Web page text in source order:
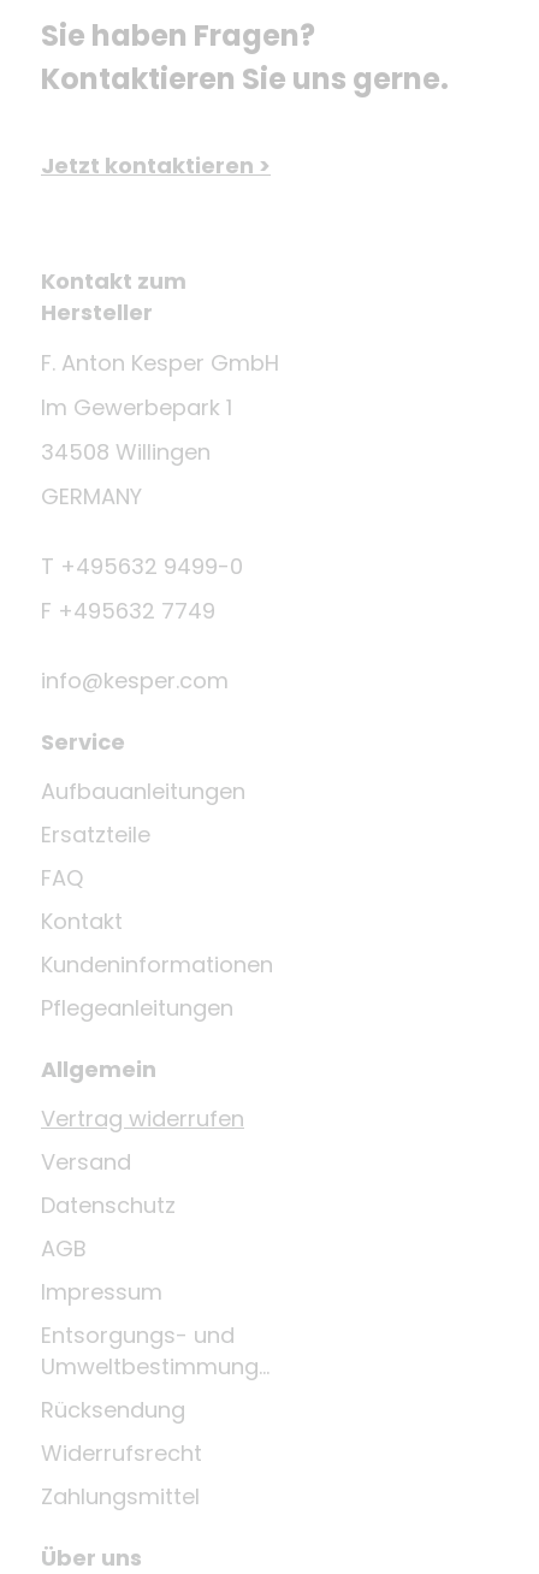
Sie haben Fragen?
Kontaktieren Sie uns gerne.
Jetzt kontaktieren >
Kontakt zum
Hersteller
F. Anton Kesper GmbH
Im Gewerbepark 1
34508 Willingen
GERMANY
T +495632 9499-0
F +495632 7749
info@kesper.com
Service
Aufbauanleitungen
Ersatzteile
FAQ
Kontakt
Kundeninformationen
Pflegeanleitungen
Allgemein
Vertrag widerrufen
Versand
Datenschutz
AGB
Impressum
Entsorgungs- und
Umweltbestimmungen
Rücksendung
Widerrufsrecht
Zahlungsmittel
Über uns